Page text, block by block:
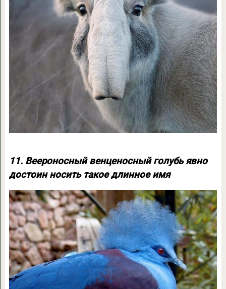
11. Веероносный венценосный голубь явно
достоин носить такое длинное имя